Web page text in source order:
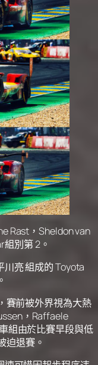
Rast，Sheldon van
別第 2。
亮 組成的 Toyota
賽前被外界視為大熱
，Raffaele
組由於比賽早段與低
迫退賽。